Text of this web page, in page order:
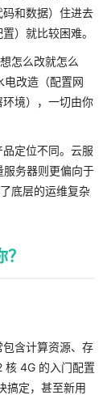
和数据）住进去
）就比较困难。
怎么改就怎么
改造（配置网
境），一切由你
定位不同。云服
服务器则更偏向于
底层的运维复杂
含计算资源、存
核 4G 的入门配置
搞定，甚至新用